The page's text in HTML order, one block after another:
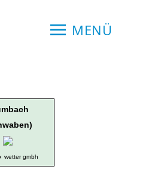
MENÜ
wetter gmbh